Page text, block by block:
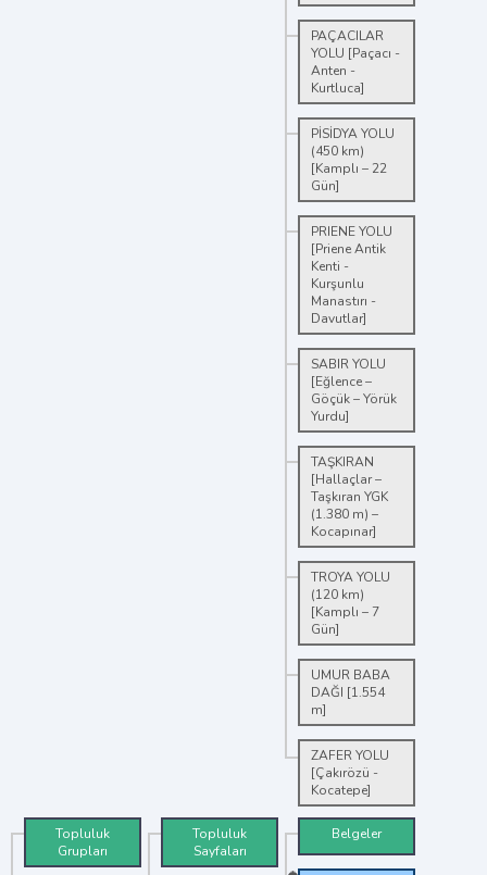
PAÇACILAR
YOLU [Paçacı -
Anten -
Kurtluca]
PİSİDYA YOLU
(450 km)
[Kamplı – 22
Gün]
PRIENE YOLU
[Priene Antik
Kenti -
Kurşunlu
Manastırı -
Davutlar]
SABIR YOLU
[Eğlence –
Göçük – Yörük
Yurdu]
TAŞKIRAN
[Hallaçlar –
Taşkıran YGK
(1.380 m) –
Kocapınar]
TROYA YOLU
(120 km)
[Kamplı – 7
Gün]
UMUR BABA
DAĞI [1.554
m]
ZAFER YOLU
[Çakırözü -
Kocatepe]
Topluluk
Grupları
Topluluk
Sayfaları
Belgeler